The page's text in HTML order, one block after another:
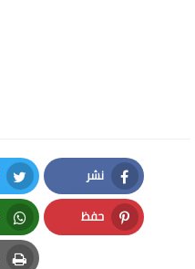
نشر
Facebook
حفظ
Pinterest